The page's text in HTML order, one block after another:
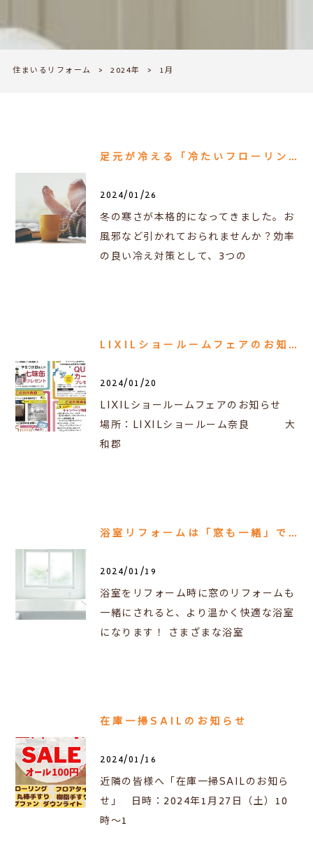
住まいるリフォーム > 2024年 > 1月
足元が冷える「冷たいフローリング」の対策
2024/01/26
冬の寒さが本格的になってきました。お
風邪など引かれておられませんか？効率
の良い冷え対策として、3つの
LIXILショールームフェアのお知らせ【奈良】
2024/01/20
LIXILショールームフェアのお知らせ
場所：LIXILショールーム奈良 大
和郡
浴室リフォームは「窓も一緒」であったかお風呂
2024/01/19
浴室をリフォーム時に窓のリフォームも
一緒にされると、より温かく快適な浴室
になります！ さまざまな浴室
在庫一掃SAILのお知らせ
2024/01/16
近隣の皆様へ「在庫一掃SAILのお知ら
せ」 日時：2024年1月27日（土）10
時～1